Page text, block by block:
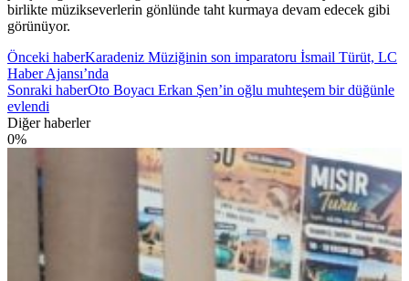
birlikte müzikseverlerin gönlünde taht kurmaya devam edecek gibi
görünüyor.
Önceki haberKaradeniz Müziğinin son imparatoru İsmail Türüt, LC
Haber Ajansı’nda
Sonraki haberOto Boyacı Erkan Şen’in oğlu muhteşem bir düğünle
evlendi
Diğer haberler
0%